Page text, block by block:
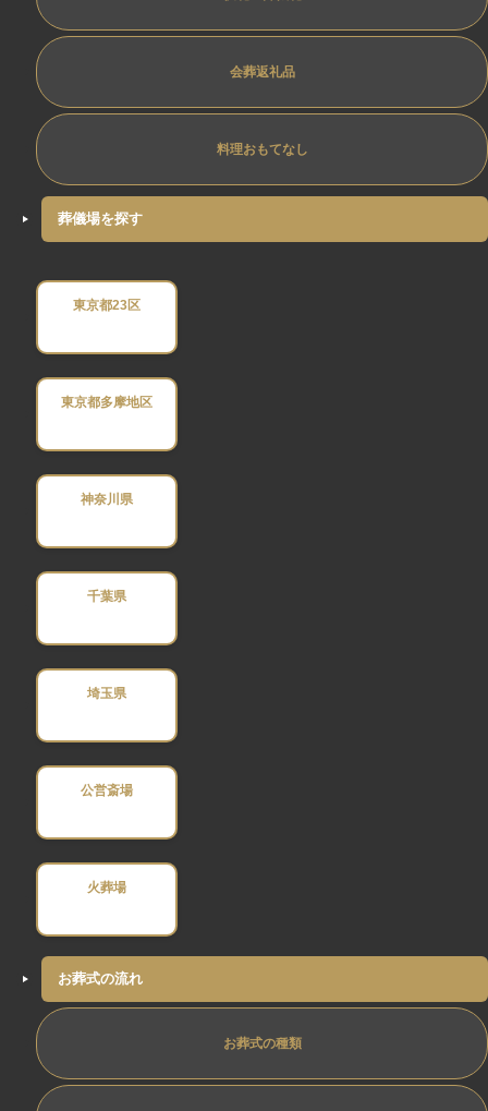
会葬返礼品
料理おもてなし
葬儀場を探す
東京都23区
東京都多摩地区
神奈川県
千葉県
埼玉県
公営斎場
火葬場
お葬式の流れ
お葬式の種類